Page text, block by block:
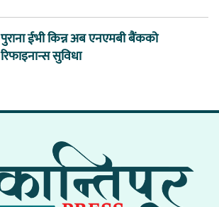
पुराना ईभी किन्न अब एनएमबी बैंकको
रिफाइनान्स सुविधा